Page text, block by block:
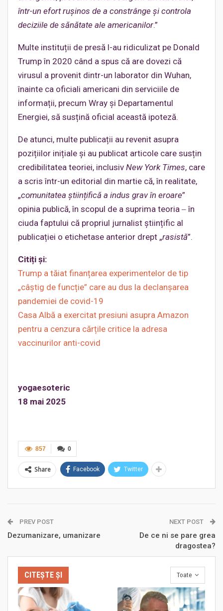
într-un efort rușinos de a constrânge și controla
deciziile de sănătate ale americanilor.”
Multe instituții de presă l-au ridiculizat pe Donald
Trump în 2020 când a spus că are dovezi că
virusul a provenit dintr-un laborator din Wuhan,
înainte ca oficiali americani din serviciile de
informații, precum Wray și Departamentul
Energiei, să susțină oficial această ipoteză.
De atunci, multe publicații au revenit asupra
pozițiilor inițiale și au publicat articole care susțin
credibilitatea teoriei, inclusiv New York Times, care
a scris într-un editorial din martie că, în realitate,
„comunitatea științifică a indus grav în eroare”
opinia publică, în scopul de a suprima teoria ‒ în
ciuda faptului că propriul jurnalist științific al
publicației o etichetase anterior drept „rasistă”.
Citiți și:
Trump a tăiat finanțarea experimentelor de tip
„câștig de funcție” care au dus la declanșarea
pandemiei de covid-19
Casa Albă a exercitat presiuni asupra Amazon
pentru a cenzura cărțile critice la adresa
vaccinurilor anti-covid
yogaesoteric
18 mai 2025
0
857
Share Facebook Twitter
PREV POST
Dezumanizare, umanizare
NEXT POST
De ce ni se pare grea
dragostea?
Toate
CITEȘTE ȘI